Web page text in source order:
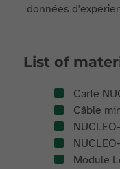
données
List of
Carte
Câble
Module